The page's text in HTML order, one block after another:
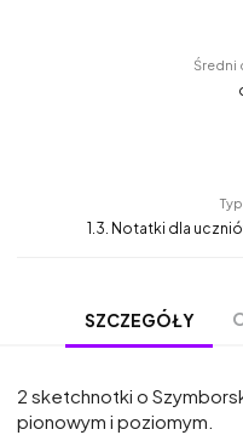
Średni
1.3. Notatki dla
SZCZEGÓŁY
2 sketchnotki o
pionowym i poziomym.